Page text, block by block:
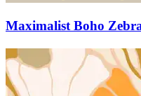
Maximalist Boho